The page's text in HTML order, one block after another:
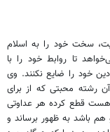
سخت خود را به اسلام
تا روابط خود را با
خود را ضايع نكنند. وى
رشته محبتى كه از براى
هست قطع كرده هر عداوتى
باشد به ظهور برساند و